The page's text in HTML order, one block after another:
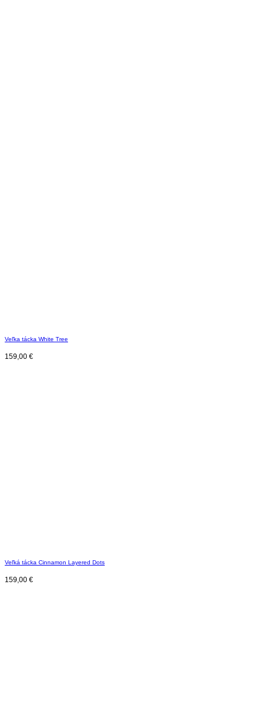
Veľka tácka White Tree
159,00 €
Veľká tácka Cinnamon Layered Dots
159,00 €